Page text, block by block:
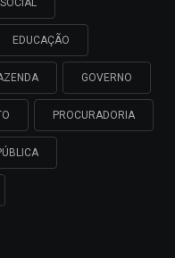
EDUCAÇÃO
GOVERNO
PROCURADORIA